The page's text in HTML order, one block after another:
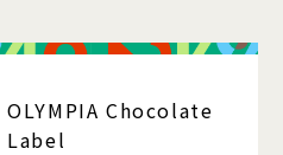
OLYMPIA Chocolate
Label